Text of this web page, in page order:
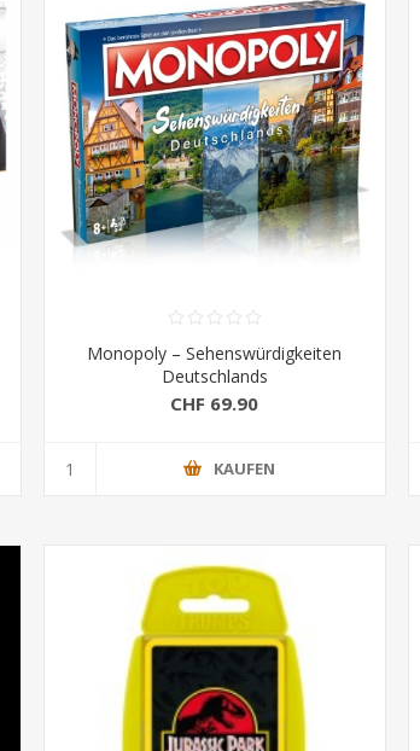
Monopoly – Sehenswürdigkeiten
Deutschlands
CHF 69.90
KAUFEN